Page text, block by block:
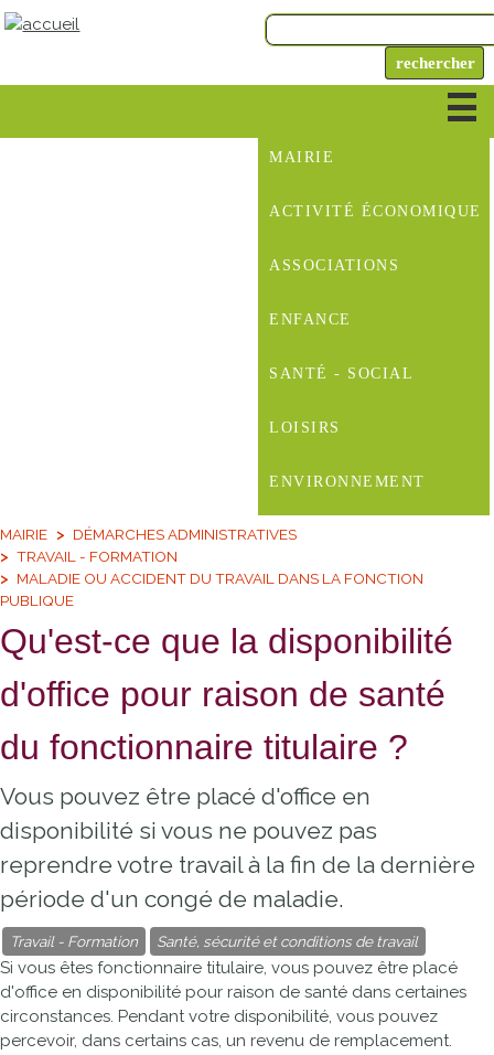
MAIRIE
ACTIVITÉ ÉCONOMIQUE
ASSOCIATIONS
ENFANCE
SANTÉ - SOCIAL
LOISIRS
ENVIRONNEMENT
MAIRIE
DÉMARCHES ADMINISTRATIVES
TRAVAIL - FORMATION
MALADIE OU ACCIDENT DU TRAVAIL DANS LA FONCTION
PUBLIQUE
Qu'est-ce que la disponibilité
d'office pour raison de santé
du fonctionnaire titulaire ?
Vous pouvez être placé d'office en
disponibilité si vous ne pouvez pas
reprendre votre travail à la fin de la dernière
période d'un congé de maladie.
Travail - Formation Santé, sécurité et conditions de travail
Si vous êtes fonctionnaire titulaire, vous pouvez être placé
d'office en disponibilité pour raison de santé dans certaines
circonstances. Pendant votre disponibilité, vous pouvez
percevoir, dans certains cas, un revenu de remplacement.